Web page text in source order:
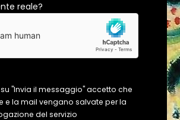
reale?
"Invia il messaggio" accetto che
e la mail vengano salvate per la
del servizio